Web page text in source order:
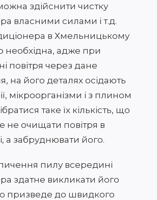
здійснити чистку
власними силами і т.д.
в Хмельницькому
необхідна, адже при
повітря через дане
на його деталях осідають
мікроорганізми і з плином
таке їх кількість, що
не очищати повітря в
а забруднювати його.
пилу всередині
здатне викликати його
призведе до швидкого